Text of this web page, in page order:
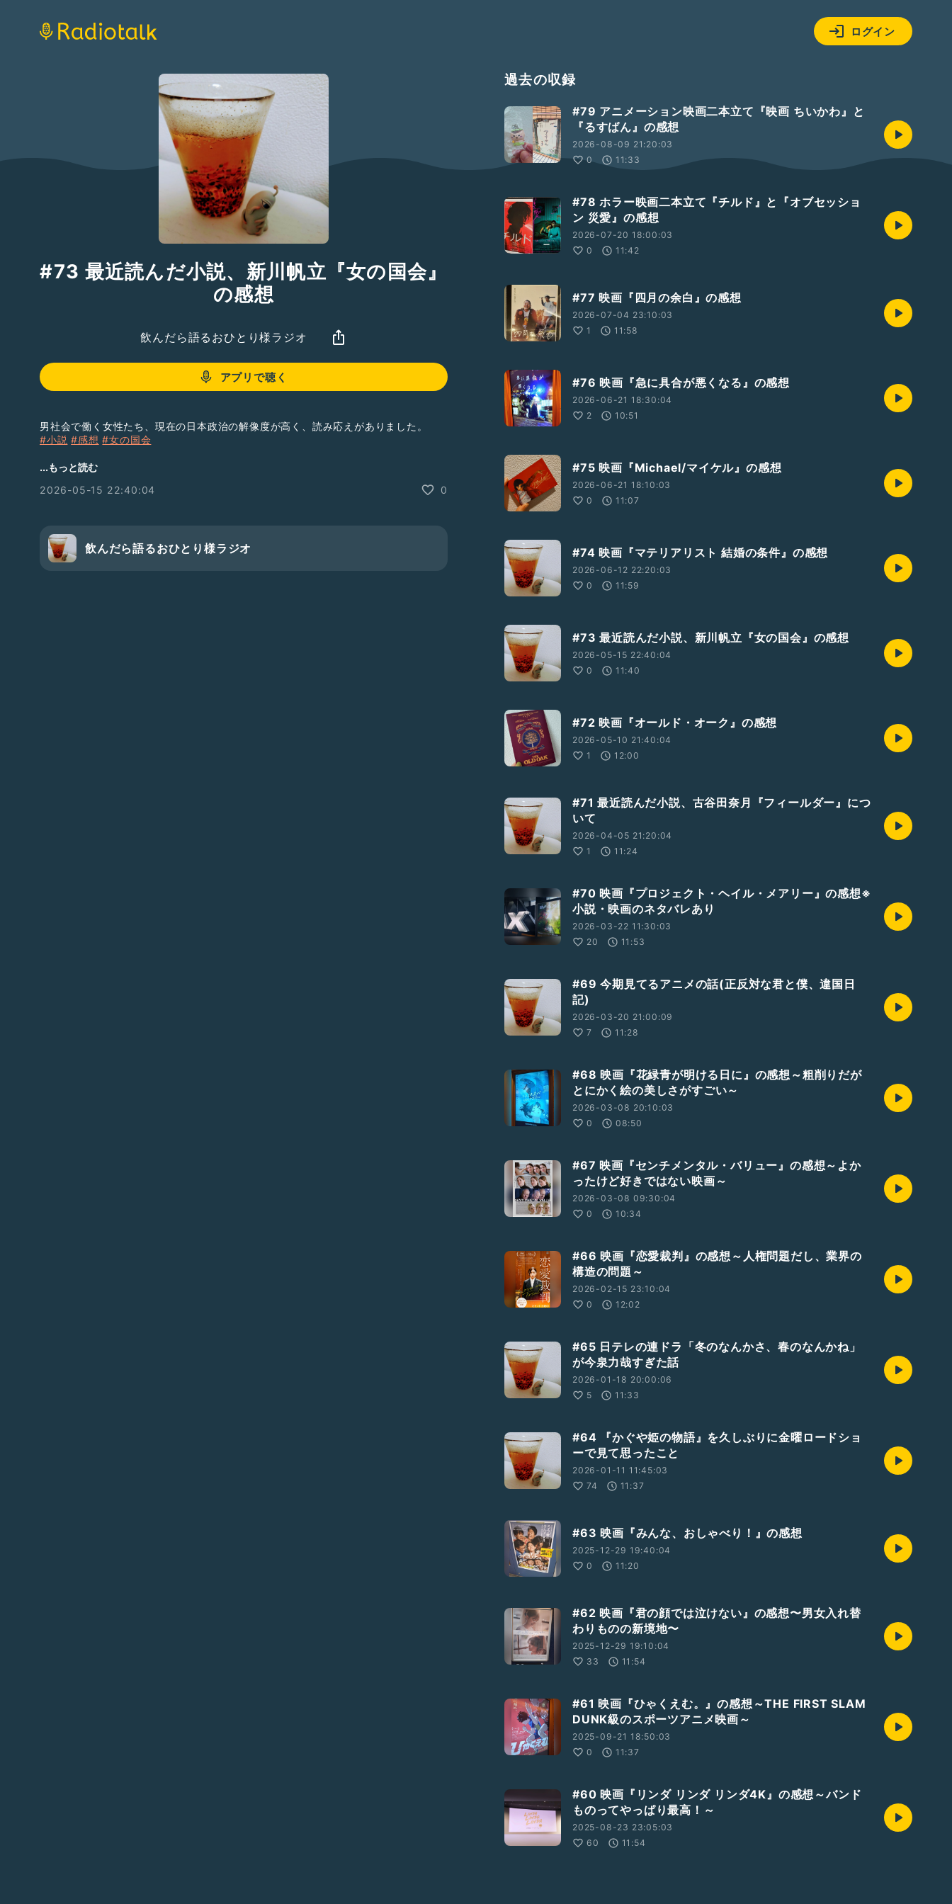
ログイン
#73 最近読んだ小説、新川帆立『女の国会』
の感想
飲んだら語るおひとり様ラジオ
アプリで聴く
男社会で働く女性たち、現在の日本政治の解像度が高く、読み応えがありました。
#小説 #感想 #女の国会
『女の国会』著者：新川帆立
...もっと読む
2026-05-15 22:40:04
0
飲んだら語るおひとり様ラジオ
過去の収録
#79 アニメーション映画二本立て『映画 ちいかわ』と
『るすばん』の感想
2026-08-09 21:20:03
0
11:33
#78 ホラー映画二本立て『チルド』と『オブセッショ
ン 災愛』の感想
2026-07-20 18:00:03
0
11:42
#77 映画『四月の余白』の感想
2026-07-04 23:10:03
1
11:58
#76 映画『急に具合が悪くなる』の感想
2026-06-21 18:30:04
2
10:51
#75 映画『Michael/マイケル』の感想
2026-06-21 18:10:03
0
11:07
#74 映画『マテリアリスト 結婚の条件』の感想
2026-06-12 22:20:03
0
11:59
#73 最近読んだ小説、新川帆立『女の国会』の感想
2026-05-15 22:40:04
0
11:40
#72 映画『オールド・オーク』の感想
2026-05-10 21:40:04
1
12:00
#71 最近読んだ小説、古谷田奈月『フィールダー』につ
いて
2026-04-05 21:20:04
1
11:24
#70 映画『プロジェクト・ヘイル・メアリー』の感想※
小説・映画のネタバレあり
2026-03-22 11:30:03
20
11:53
#69 今期見てるアニメの話(正反対な君と僕、違国日
記)
2026-03-20 21:00:09
7
11:28
#68 映画『花緑青が明ける日に』の感想～粗削りだが
とにかく絵の美しさがすごい～
2026-03-08 20:10:03
0
08:50
#67 映画『センチメンタル・バリュー』の感想～よか
ったけど好きではない映画～
2026-03-08 09:30:04
0
10:34
#66 映画『恋愛裁判』の感想～人権問題だし、業界の
構造の問題～
2026-02-15 23:10:04
0
12:02
#65 日テレの連ドラ「冬のなんかさ、春のなんかね」
が今泉力哉すぎた話
2026-01-18 20:00:06
5
11:33
#64 『かぐや姫の物語』を久しぶりに金曜ロードショ
ーで見て思ったこと
2026-01-11 11:45:03
74
11:37
#63 映画『みんな、おしゃべり！』の感想
2025-12-29 19:40:04
0
11:20
#62 映画『君の顔では泣けない』の感想〜男女入れ替
わりものの新境地〜
2025-12-29 19:10:04
33
11:54
#61 映画『ひゃくえむ。』の感想～THE FIRST SLAM
DUNK級のスポーツアニメ映画～
2025-09-21 18:50:03
0
11:37
#60 映画『リンダ リンダ リンダ4K』の感想～バンド
ものってやっぱり最高！～
2025-08-23 23:05:03
60
11:54